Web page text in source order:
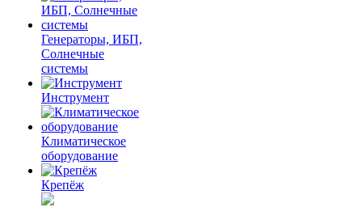
Генераторы, ИБП,
Солнечные
системы
Инструмент
Климатическое
оборудование
Крепёж